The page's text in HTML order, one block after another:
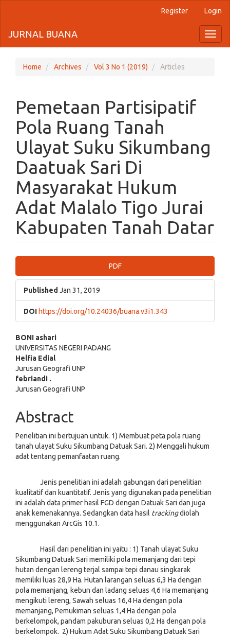
jump
to
page
Main
Navigation
Main
Content
Sidebar
Register Login
JURNAL BUANA
Home Archives Vol 3 No 1 (2019) Articles
Pemetaan Partisipatif
Pola Ruang Tanah
Ulayat Suku Sikumbang
Daatuak Sari Di
Masyarakat Hukum
Adat Malalo Tigo Jurai
Kabupaten Tanah Datar
Sidebar
PDF
Published Jan 31, 2019
DOI https://doi.org/10.24036/buana.v3i1.343
Main
Article
Content
BONI ashari
UNIVERSITAS NEGERI PADANG
Helfia Edial
Jurusan Geografi UNP
febriandi .
Jurusan Geografi UNP
Abstract
Penelitian ini bertujuan untuk. 1) Membuat peta pola ruang
tanah ulayat Suku Sikumbang Datuak Sari. 2) Menggali hukum
adat tentang pemanfaatan ruang.
Jenis penelitian ini adalah gabungan dari penelitian
kualitatif dan kuantitatif. Jenis yang digunakan pada penelitian
ini adalah data primer hasil FGD dengan Datuak Sari dan juga
anak kemenakannya. Sedangkan data hasil trackingdiolah
menggunakan ArcGis 10.1.
Hasil dari penelitian ini yaitu : 1) Tanah ulayat Suku
Sikumbang Datuak Sari memiliki pola memanjang dari tepi
hutan dengan lereng terjal sampai tepi danau singkarak
memiliki luas 28,9 Ha. Hutan larangan seluas 6,3 Ha dengan
pola memanjang, kebun dan ladang seluas 4,6 Ha memanjang
mengikuti lereng, Sawah seluas 16,4 Ha dengan pola
memanjang, Pemukiman seluas 1,4 Ha dengan pola
berkelompok, pandam pakuburan seluas 0,2 Ha dengan pola
berkelompok. 2) Hukum Adat Suku Sikumbang Datuak Sari